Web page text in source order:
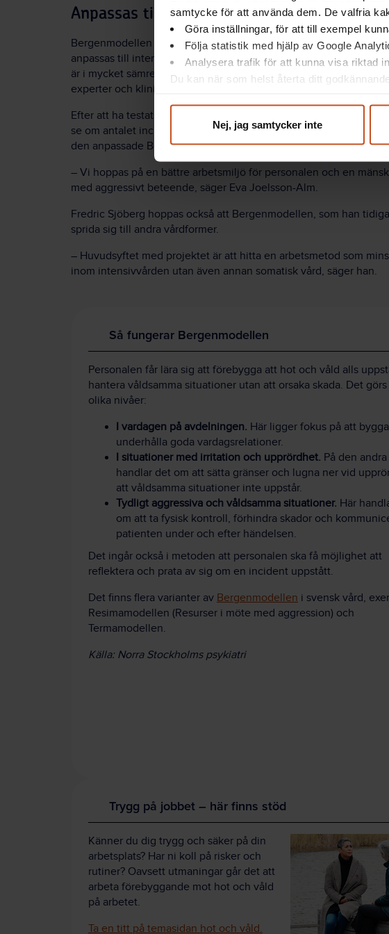
samtycke för att använda dem. De valfria
Göra inställningar, för att till exempel
Följa statistik med hjälp av Google
Analysera trafik för att kunna visa riktad
Du kan när som helst återta ditt
Nej, jag samtycker inte
Anpassas till intensivvården
Bergenmodellen är utvecklad för att användas inom den
anpassas till intensivvården. Det förekommer exempelvis ingen
är i mycket sämre fysiskt skick. Anpassningarna av modellen
experter och kliniker som knyts till projektet.
Efter att ha testats vid flera iva-avdelningar ska forskargruppen
se om antalet incidenter har minskat. Dessutom intervjuas
den anpassade Bergenmodellen.
– Vi hoppas på en bättre arbetsmiljö för personalen och en
med aggressivt beteende, säger Eva Joelsson-Alm.
Fredric Sjöberg hoppas också att Bergenmodellen, som han
sprida sig till andra vårdformer.
– Huvudsyftet med projektet är att hitta en arbetsmetod som
inom intensivvården utan även annan somatisk vård, säger han.
Så fungerar Bergenmodellen
Personalen får lära sig att förebygga att hot och våld alls
hantera våldsamma situationer utan att orsaka skada. Det
olika nivåer:
I vardagen på avdelningen. Här ligger fokus på att
underhålla goda vardagsrelationer.
I situationer med irritation och upprördhet. På den
handlar det om att sätta gränser och lugna ner vid
att våldsamma situationer inte uppstår.
Tydligt aggressiva och våldsamma situationer. Här
om att ta fysisk kontroll, förhindra skador och
patienten under och efter händelsen.
Det ingår också i metoden att personalen ska få möjlighet att
reflektera och prata av sig om en incident uppstått.
Det finns flera varianter av Bergenmodellen i svensk vård,
Resimamodellen (Resurser i möte med aggression) och
Termamodellen.
Källa: Norra Stockholms psykiatri
Trygg på jobbet – här finns stöd
Känner du dig trygg och säker på din
arbetsplats? Har ni koll på risker och
rutiner? Oavsett utmaningar går det att
arbeta förebyggande mot hot och våld
på arbetet.
Ta en titt på temasidan hot och våld.